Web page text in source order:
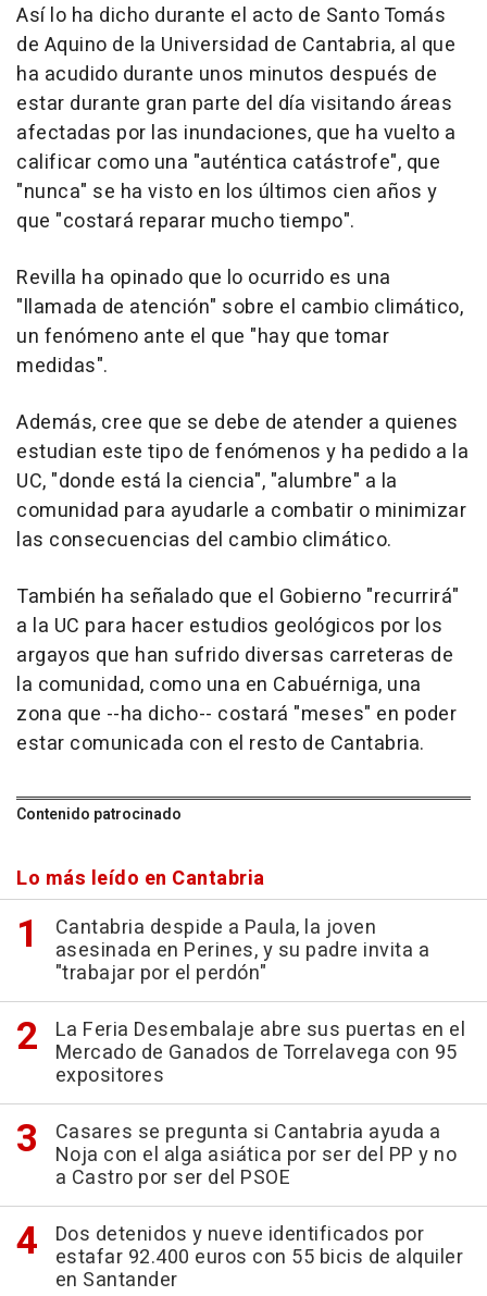
Así lo ha dicho durante el acto de Santo Tomás
de Aquino de la Universidad de Cantabria, al que
ha acudido durante unos minutos después de
estar durante gran parte del día visitando áreas
afectadas por las inundaciones, que ha vuelto a
calificar como una "auténtica catástrofe", que
"nunca" se ha visto en los últimos cien años y
que "costará reparar mucho tiempo".
Revilla ha opinado que lo ocurrido es una
"llamada de atención" sobre el cambio climático,
un fenómeno ante el que "hay que tomar
medidas".
Además, cree que se debe de atender a quienes
estudian este tipo de fenómenos y ha pedido a la
UC, "donde está la ciencia", "alumbre" a la
comunidad para ayudarle a combatir o minimizar
las consecuencias del cambio climático.
También ha señalado que el Gobierno "recurrirá"
a la UC para hacer estudios geológicos por los
argayos que han sufrido diversas carreteras de
la comunidad, como una en Cabuérniga, una
zona que --ha dicho-- costará "meses" en poder
estar comunicada con el resto de Cantabria.
Contenido patrocinado
Lo más leído en Cantabria
Cantabria despide a Paula, la joven
asesinada en Perines, y su padre invita a
"trabajar por el perdón"
La Feria Desembalaje abre sus puertas en el
Mercado de Ganados de Torrelavega con 95
expositores
Casares se pregunta si Cantabria ayuda a
Noja con el alga asiática por ser del PP y no
a Castro por ser del PSOE
Dos detenidos y nueve identificados por
estafar 92.400 euros con 55 bicis de alquiler
en Santander